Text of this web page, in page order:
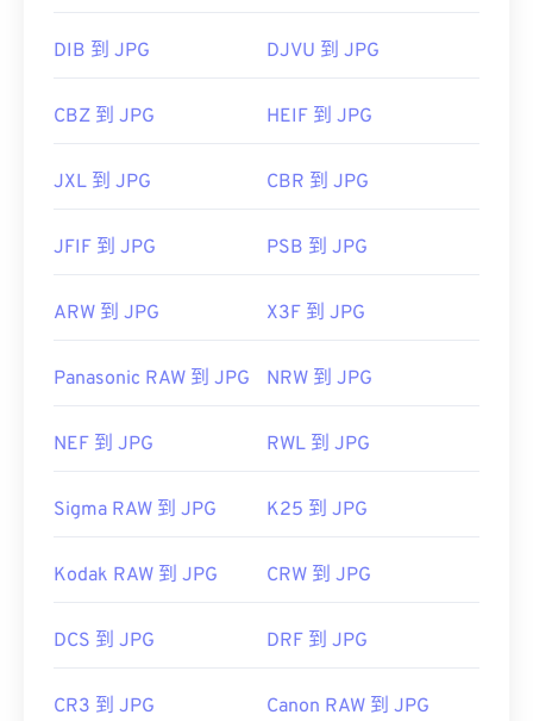
DIB 到 JPG DJVU 到 JPG
CBZ 到 JPG HEIF 到 JPG
JXL 到 JPG CBR 到 JPG
JFIF 到 JPG PSB 到 JPG
ARW 到 JPG X3F 到 JPG
Panasonic RAW 到 JPG NRW 到 JPG
NEF 到 JPG RWL 到 JPG
Sigma RAW 到 JPG K25 到 JPG
Kodak RAW 到 JPG CRW 到 JPG
DCS 到 JPG DRF 到 JPG
CR3 到 JPG Canon RAW 到 JPG